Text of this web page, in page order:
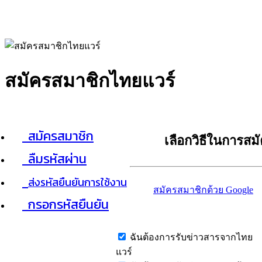
สมัครสมาชิกไทยแวร์
สมัครสมาชิก
ลืมรหัสผ่าน
ส่งรหัสยืนยันการใช้งาน
กรอกรหัสยืนยัน
เลือกวิธีในการส
สมัครสมาชิกด้วย Google
ฉันต้องการรับข่าวสารจากไทย
แวร์